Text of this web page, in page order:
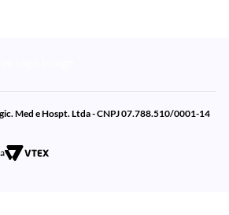
Med e Hospt. Ltda - CNPJ 07.788.510/0001-14